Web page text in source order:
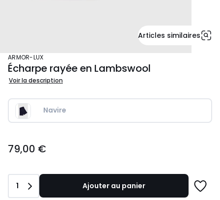
Articles similaires
ARMOR-LUX
Écharpe rayée en Lambswool
Voir la description
Navire
€.
79,00 €
Quantité
1 Ajouter au panier